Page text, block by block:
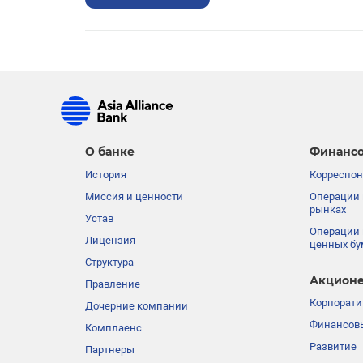
О банке
История
Миссия и ценности
Устав
Лицензия
Структура
Правление
Дочерние компании
Комплаенс
Партнеры
Операции
рынках
Операции
ценных
Развитие